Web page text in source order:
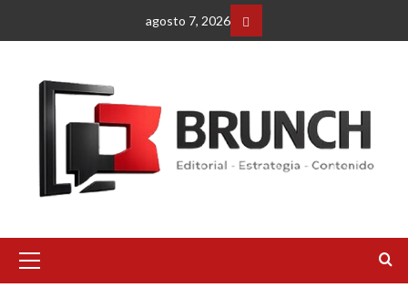
agosto 7, 2026
Facebbok
primario